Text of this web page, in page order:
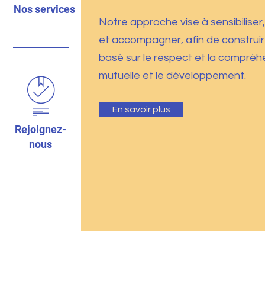
Nos services
Rejoignez-
nous
Notre approche vise à
et accompagner, afin de
basé sur le respect et la
mutuelle et le développement.
En savoir plus